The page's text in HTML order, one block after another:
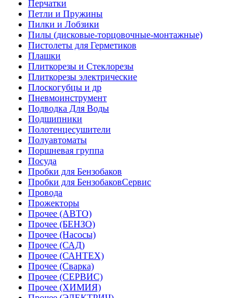
Перчатки
Петли и Пружины
Пилки и Лобзики
Пилы (дисковые-торцовочные-монтажные)
Пистолеты для Герметиков
Плашки
Плиткорезы и Стеклорезы
Плиткорезы электрические
Плоскогубцы и др
Пневмоинструмент
Подводка Для Воды
Подшипники
Полотенцесушители
Полуавтоматы
Поршневая группа
Посуда
Пробки для Бензобаков
Пробки для БензобаковСервис
Провода
Прожекторы
Прочее (АВТО)
Прочее (БЕНЗО)
Прочее (Насосы)
Прочее (САД)
Прочее (САНТЕХ)
Прочее (Сварка)
Прочее (СЕРВИС)
Прочее (ХИМИЯ)